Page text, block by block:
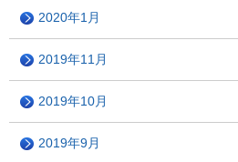
2020年1月
2019年11月
2019年10月
2019年9月